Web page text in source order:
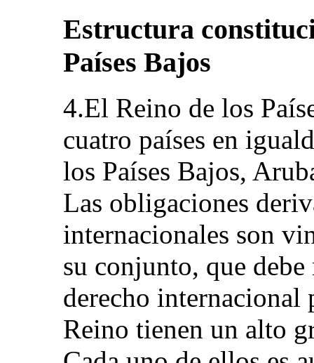
Estructura
Países Bajos
4.El Reino de los
cuatro países en
los Países Bajos,
Las obligaciones
internacionales son
su conjunto, que
derecho internacional
Reino tienen un alto